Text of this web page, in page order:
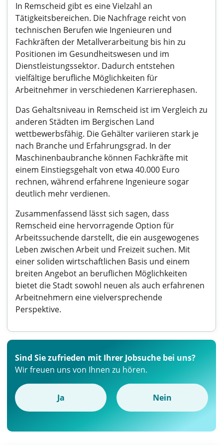
In Remscheid gibt es eine Vielzahl an
Tätigkeitsbereichen. Die Nachfrage reicht von
technischen Berufen wie Ingenieuren und
Fachkräften der Metallverarbeitung bis hin zu
Positionen im Gesundheitswesen und im
Dienstleistungssektor. Dadurch entstehen
vielfältige berufliche Möglichkeiten für
Arbeitnehmer in verschiedenen Karrierephasen.
Das Gehaltsniveau in Remscheid ist im Vergleich zu
anderen Städten im Bergischen Land
wettbewerbsfähig. Die Gehälter variieren stark je
nach Branche und Erfahrungsgrad. In der
Maschinenbaubranche können Fachkräfte mit
einem Einstiegsgehalt von etwa 40.000 Euro
rechnen, während erfahrene Ingenieure sogar
deutlich mehr verdienen.
Zusammenfassend lässt sich sagen, dass
Remscheid eine hervorragende Option für
Arbeitssuchende darstellt, die ein ausgewogenes
Leben zwischen Arbeit und Freizeit suchen. Mit
einer soliden wirtschaftlichen Basis und einem
breiten Angebot an beruflichen Möglichkeiten
bietet die Stadt sowohl neuen als auch erfahrenen
Arbeitnehmern eine vielversprechende
Perspektive.
Sind Sie zufrieden mit Ihrer Jobsuche bei uns?
Wir freuen uns von Ihnen zu hören.
Ja Nein